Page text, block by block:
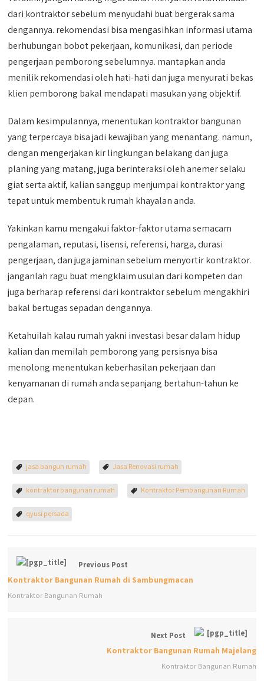
dari kontraktor sebelum menyudahi buat bergerak sama
dengannya. rekomendasi bisa mengasihkan informasi utama
berhubungan bobot pekerjaan, komunikasi, dan periode
pengerjaan pemborong sebelumnya. mantapkan anda
menilik rekomendasi oleh hati-hati dan juga menyurati bekas
klien pemborong bakal mendapati masukan yang objektif.
Dalam kesimpulannya, menentukan kontraktor bangunan
yang terpercaya bisa jadi kewajiban yang menantang. namun,
dengan mengerjakan kir lingkungan belakang dan juga
planing yang matang, juga berinteraksi oleh anemer selaku
giat serta aktif, kalian sanggup menjumpai kontraktor yang
tepat untuk membentuk rumah khayalan anda.
Yakinkan kamu mengakui faktor-faktor utama semacam
pengalaman, reputasi, lisensi, referensi, harga, durasi
pengerjaan, dan juga jaminan sebelum menyortir kontraktor.
janganlah ragu buat mengklaim usulan dari kompeten dan
juga berharap referensi dari kontraktor sebelum mengakhiri
bakal bertugas sepadan dengannya.
Ketahuilah kalau rumah yakni investasi besar dalam hidup
kalian dan memilah pemborong yang persisnya bisa
menolong menentukan keberhasilan pekerjaan dan
kenyamanan di rumah anda sepanjang bertahun-tahun ke
depan.
jasa bangun rumah Jasa Renovasi rumah
kontraktor bangunan rumah Kontraktor Pembangunan Rumah
qyusi persada
Previous Post
Kontraktor Bangunan Rumah di Sambungmacan
Kontraktor Bangunan Rumah
Next Post
Kontraktor Bangunan Rumah Majelang
Kontraktor Bangunan Rumah